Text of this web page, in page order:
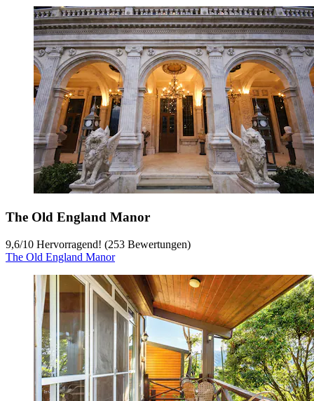
The Old England Manor
9,6/10 Hervorragend! (253 Bewertungen)
The Old England Manor